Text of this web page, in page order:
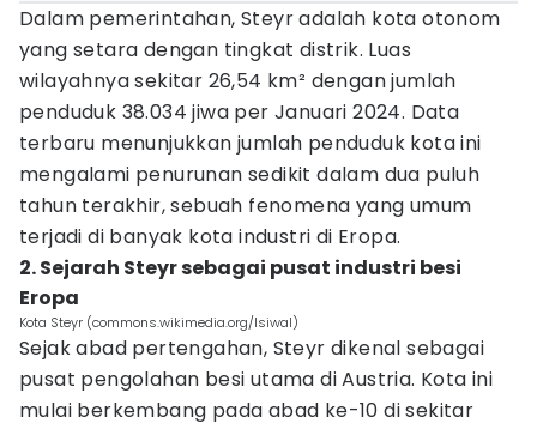
Dalam pemerintahan, Steyr adalah kota otonom
yang setara dengan tingkat distrik. Luas
wilayahnya sekitar 26,54 km² dengan jumlah
penduduk 38.034 jiwa per Januari 2024. Data
terbaru menunjukkan jumlah penduduk kota ini
mengalami penurunan sedikit dalam dua puluh
tahun terakhir, sebuah fenomena yang umum
terjadi di banyak kota industri di Eropa.
2. Sejarah Steyr sebagai pusat industri besi
Eropa
Kota Steyr (commons.wikimedia.org/Isiwal)
Sejak abad pertengahan, Steyr dikenal sebagai
pusat pengolahan besi utama di Austria. Kota ini
mulai berkembang pada abad ke-10 di sekitar